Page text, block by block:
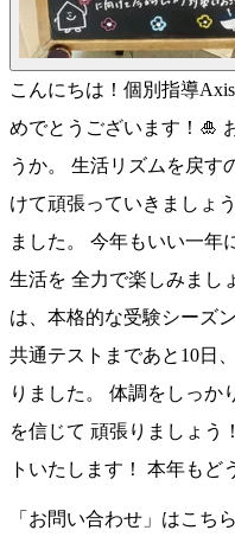
こんにちは！個別指導
めでとうございます！🎍
うか。 生活リズムを戻す
けて頑張っていきましょ
ました。 今年もいい一年
生活を 全力で楽しみまし
は、本格的な受験シーズ
共通テストまであと10日
りました。 体調をしっか
を信じて 頑張りましょう
トいたします！ 本年も
「お問い合わせ」はこちら